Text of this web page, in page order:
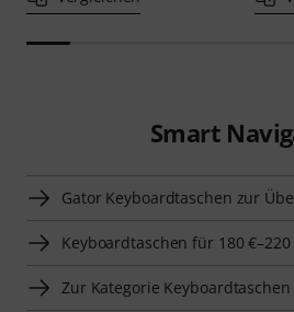
Smart
Gator Keyboardtaschen zur
Keyboardtaschen für 180
Zur Kategorie Keyboardtaschen